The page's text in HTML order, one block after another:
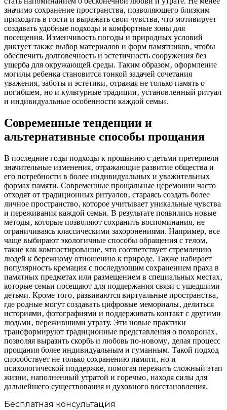
значимо сохранение пространства‚ позволяющего близким
приходить в гости и выражать свои чувства‚ что мотивирует
создавать удобные подходы и комфортные зоны для
посещения. Изменчивость погоды и природных условий
диктует также выбор материалов и форм памятников‚ чтобы
обеспечить долговечность и эстетичность сооружения без
ущерба для окружающей среды. Таким образом‚ оформление
могилы ребенка становится тонкой задачей сочетания
уважения‚ заботы и эстетики‚ отражая не только память о
погибшем‚ но и культурные традиции‚ установленный ритуал
и индивидуальные особенности каждой семьи.
Современные тенденции и
альтернативные способы прощания
В последние годы подходы к прощанию с детьми претерпели
значительные изменения‚ отражающие развитие общества и
его потребности в более индивидуальных и уважительных
формах памяти. Современные прощальные церемонии часто
отходят от традиционных ритуалов‚ стараясь создать более
личное пространство‚ которое учитывает уникальные чувства
и переживания каждой семьи. В результате появились новые
методы‚ которые позволяют сохранить воспоминания‚ не
ограничиваясь классическими захоронениями. Например‚ все
чаще выбирают экологичные способы обращения с телом‚
такие как компостирование‚ что соответствует стремлению
людей к бережному отношению к природе. Также набирает
популярность кремация с последующим сохранением праха в
памятных предметах или размещением в специальных местах‚
которые семьи посещают для поддержания связи с ушедшими
детьми. Кроме того‚ развиваются виртуальные пространства‚
где родные могут создавать цифровые мемориалы‚ делиться
историями‚ фотографиями и поддерживать контакт с другими
людьми‚ пережившими утрату. Эти новые практики
трансформируют традиционные представления о похоронах‚
позволяя выразить скорбь и любовь по-новому‚ делая процесс
прощания более индивидуальным и гуманным. Такой подход
способствует не только сохранению памяти‚ но и
психологической поддержке‚ помогая пережить сложный этап
жизни‚ наполненный утратой и горечью‚ находя силы для
дальнейшего существования и духовного восстановления.
Бесплатная консультация